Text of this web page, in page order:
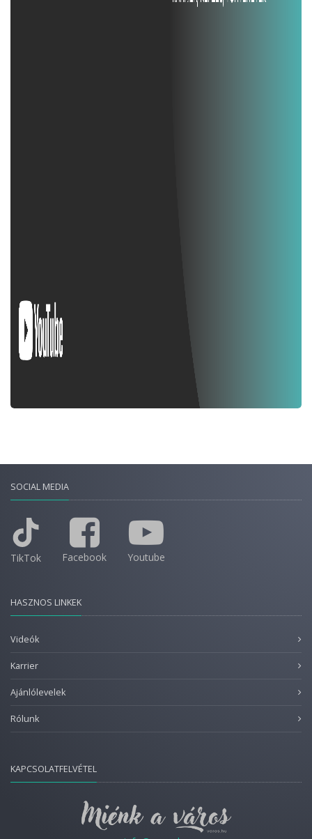
SOCIAL MEDIA
TikTok Facebook Youtube
HASZNOS LINKEK
Videók
Karrier
Ajánlólevelek
Rólunk
KAPCSOLATFELVÉTEL